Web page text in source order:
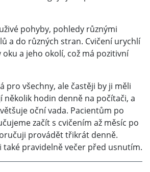
pohyby, pohledy různými
a do různých stran. Cvičení urychlí
a jeho okolí, což má pozitivní
pro všechny, ale častěji by ji měli
několik hodin denně na počítači, a
oční vada. Pacientům po
začít s cvičením až měsíc po
provádět třikrát denně.
také pravidelně večer před usnutím.